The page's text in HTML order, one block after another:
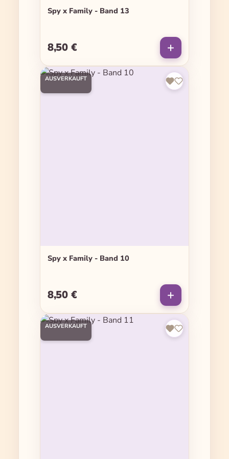
Spy x Family - Band 13
Regulärer Preis:
8,50 €
AUSVERKAUFT
Spy x Family - Band 10
Regulärer Preis:
8,50 €
AUSVERKAUFT